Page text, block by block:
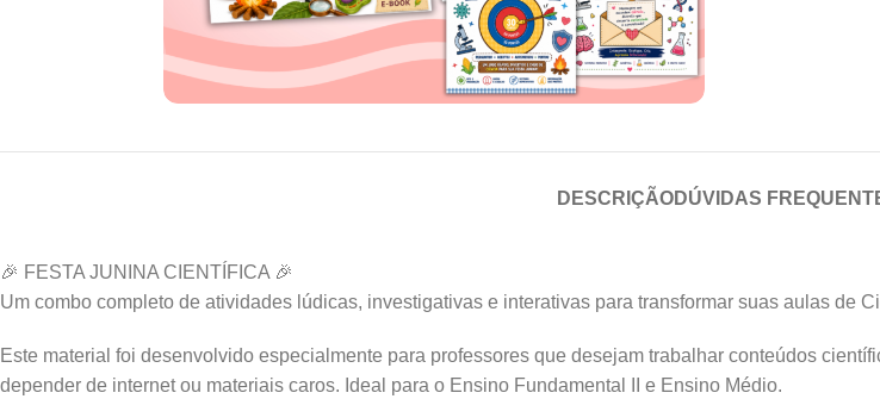
DESCRIÇÃODÚVIDAS
🎉 FESTA JUNINA CIENTÍFICA 🎉
Um combo completo de atividades lúdicas, investigativas e interativas para transformar suas aulas de
Este material foi desenvolvido especialmente para professores que desejam trabalhar conteúdos
depender de internet ou materiais caros. Ideal para o Ensino Fundamental II e Ensino Médio.